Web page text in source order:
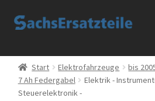
Zur
Zum
Start
AGB
Start Elektrofahrzeuge bis
7 Ah Federgabel
Elektrik -
Steuerelektronik -